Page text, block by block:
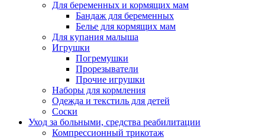
Для беременных и кормящих мам
Бандаж для беременных
Белье для кормящих мам
Для купания малыша
Игрушки
Погремушки
Прорезыватели
Прочие игрушки
Наборы для кормления
Одежда и текстиль для детей
Соски
Уход за больными, средства реабилитации
Компрессионный трикотаж